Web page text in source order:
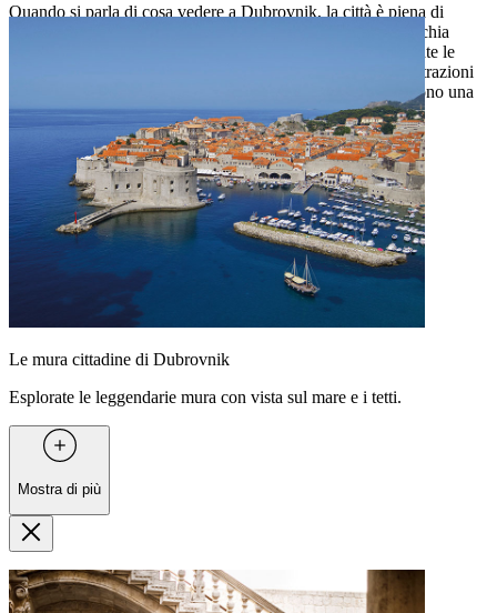
Quando si parla di cosa vedere a Dubrovnik, la città è piena di
luoghi che danno vita alla storia. Passeggiate nella città vecchia
patrimonio UNESCO, ammirate le chiese barocche, esplorate le
vivaci piazze o salite sulle famose mura cittadine. Queste attrazioni
racchiudono il fascino senza tempo di Dubrovnik e la rendono una
delle destinazioni più straordinarie dell’Adriatico.
Le mura cittadine di Dubrovnik
Esplorate le leggendarie mura con vista sul mare e i tetti.
Mostra di più